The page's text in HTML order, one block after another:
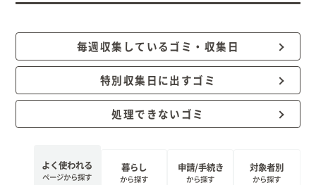
ホーム
暮らし/手続き
出産/子育て
毎週収集しているゴミ・収集日
特別収集日に出すゴミ
処理できないゴミ
よく使われる
ページから探す
暮らし
から探す
申請/手続き
から探す
対象者別
から探す